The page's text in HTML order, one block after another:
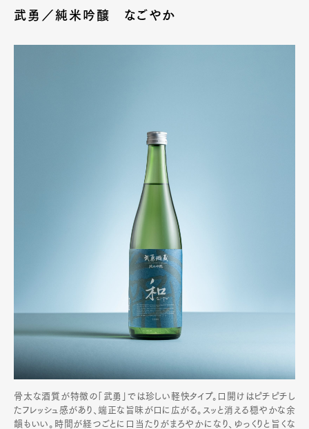
武勇／純米吟醸 なごやか
骨太な酒質が特徴の「武勇」では珍しい軽快タイプ。口開けはピチピチし
たフレッシュ感があり、端正な旨味が口に広がる。スッと消える穏やかな余
韻もいい。時間が経つごとに口当たりがまろやかになり、ゆっくりと旨くな